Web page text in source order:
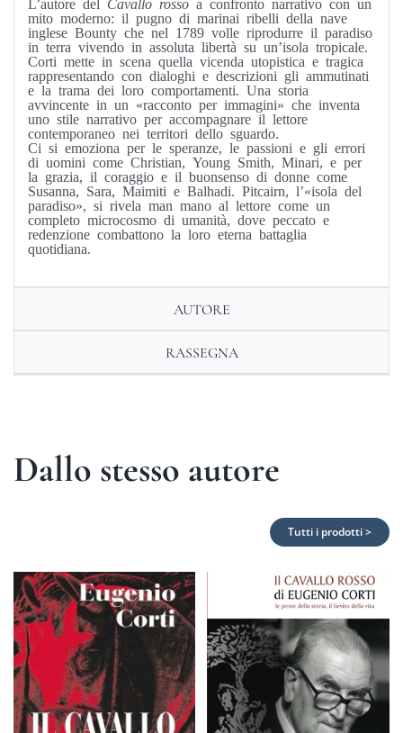
mito moderno: il pugno di marinai ribelli della nave
inglese Bounty che nel 1789 volle riprodurre il paradiso
in terra vivendo in assoluta libertà su un’isola tropicale.
Corti mette in scena quella vicenda utopistica e tragica
rappresentando con dialoghi e descrizioni gli ammutinati
e la trama dei loro comportamenti. Una storia
avvincente in un «racconto per immagini» che inventa
uno stile narrativo per accompagnare il lettore
contemporaneo nei territori dello sguardo.
Ci si emoziona per le speranze, le passioni e gli errori
di uomini come Christian, Young Smith, Minari, e per
la grazia, il coraggio e il buonsenso di donne come
Susanna, Sara, Maimiti e Balhadi. Pitcairn, l’«isola del
paradiso», si rivela man mano al lettore come un
completo microcosmo di umanità, dove peccato e
redenzione combattono la loro eterna battaglia
quotidiana.
AUTORE
RASSEGNA
Dallo stesso autore
Tutti i prodotti >